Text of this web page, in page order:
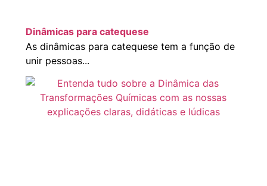
Dinâmicas para catequese
As dinâmicas para catequese tem a função de
unir pessoas...